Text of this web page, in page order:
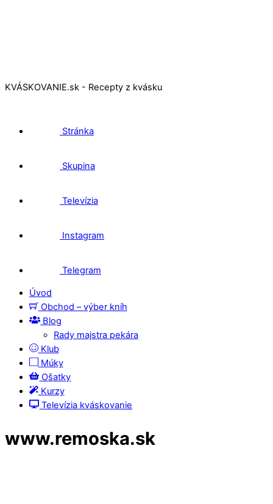
KVÁSKOVANIE.sk - Recepty z kvásku
Stránka
Skupina
Televízia
Instagram
Telegram
Úvod
Obchod – výber kníh
Blog
Rady majstra pekára
Klub
Múky
Ošatky
Kurzy
Televízia kváskovanie
www.remoska.sk